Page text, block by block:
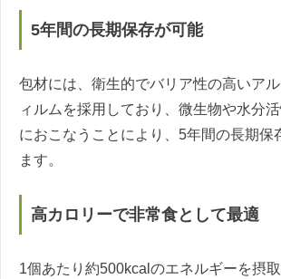
5年間の長期保存が可能
包材には、衛生的でバリア性の高いア
ィルムを採用しており、微生物や水分
におこなうことにより、5年間の長期保
ます。
高カロリーで非常食として最適
1個あたり約500kcalのエネルギーを摂